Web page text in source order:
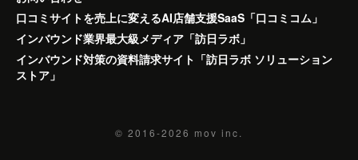
口コミサイトを売上に変えるAI店舗支援SaaS「口コミコム」
インバウンド業界最大級メディア「訪日ラボ」
インバウンド対策の資料請求サイト「訪日ラボ ソリューション
ストア」
© 2016-2026 mov inc.